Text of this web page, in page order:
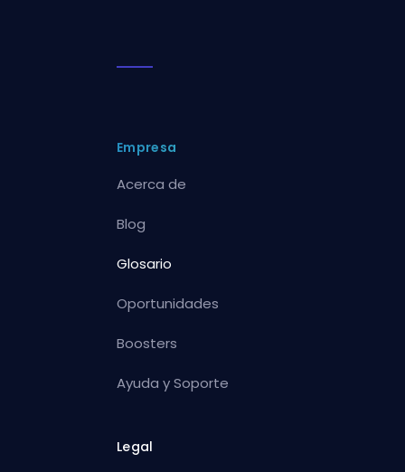
Empresa
Acerca de
Blog
Glosario
Oportunidades
Boosters
Ayuda y Soporte
Legal